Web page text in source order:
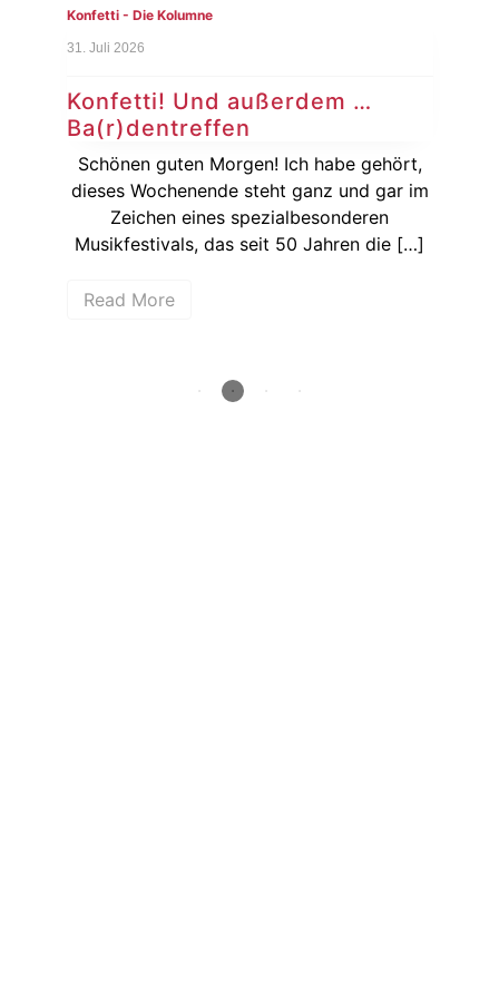
Konfetti - Die Kolumne
31. Juli 2026
Konfetti! Und außerdem …
Ba(r)dentreffen
Schönen guten Morgen! Ich habe gehört,
dieses Wochenende steht ganz und gar im
Zeichen eines spezialbesonderen
Musikfestivals, das seit 50 Jahren die […]
Read More